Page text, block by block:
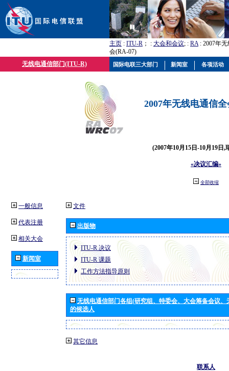
主页 : ITU-R ； : 大会和会议; : RA: 2007年
会(RA-07)
无线电通信部门(ITU-R)
2007年无线电通信
(2007年10月15日-10月19日,
«决议汇编»
全部收缩
一般信息
代表注册
相关大会
新闻室
文件
出版物
ITU-R 决议
ITU-R 课题
工作方法指导原则
无线电通信部门各组(研究组、特委会、大会筹备会议
的候选人
其它信息
联系人
国际电联三大部门 新闻室 各项活动